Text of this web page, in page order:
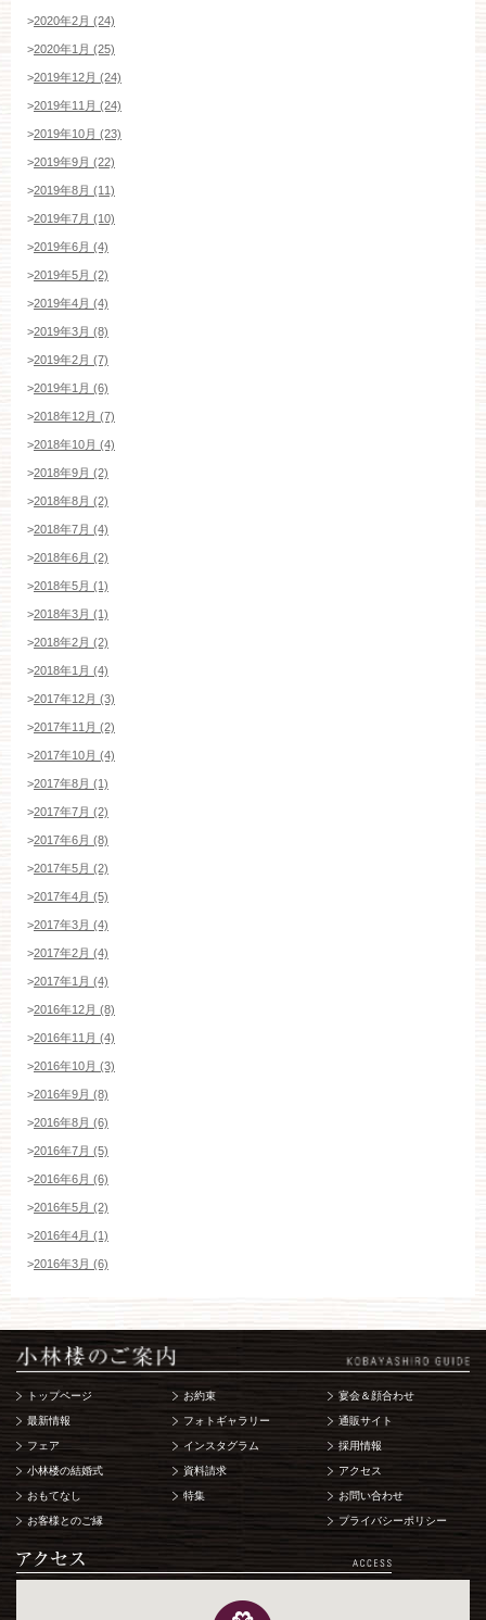
>2020年2月 (24)
>2020年1月 (25)
>2019年12月 (24)
>2019年11月 (24)
>2019年10月 (23)
>2019年9月 (22)
>2019年8月 (11)
>2019年7月 (10)
>2019年6月 (4)
>2019年5月 (2)
>2019年4月 (4)
>2019年3月 (8)
>2019年2月 (7)
>2019年1月 (6)
>2018年12月 (7)
>2018年10月 (4)
>2018年9月 (2)
>2018年8月 (2)
>2018年7月 (4)
>2018年6月 (2)
>2018年5月 (1)
>2018年3月 (1)
>2018年2月 (2)
>2018年1月 (4)
>2017年12月 (3)
>2017年11月 (2)
>2017年10月 (4)
>2017年8月 (1)
>2017年7月 (2)
>2017年6月 (8)
>2017年5月 (2)
>2017年4月 (5)
>2017年3月 (4)
>2017年2月 (4)
>2017年1月 (4)
>2016年12月 (8)
>2016年11月 (4)
>2016年10月 (3)
>2016年9月 (8)
>2016年8月 (6)
>2016年7月 (5)
>2016年6月 (6)
>2016年5月 (2)
>2016年4月 (1)
>2016年3月 (6)
トップページ
最新情報
フェア
小林楼の結婚式
おもてなし
お客様とのご縁
お約束
フォトギャラリー
インスタグラム
資料請求
特集
宴会＆顔合わせ
通販サイト
採用情報
アクセス
お問い合わせ
プライバシーポリシー